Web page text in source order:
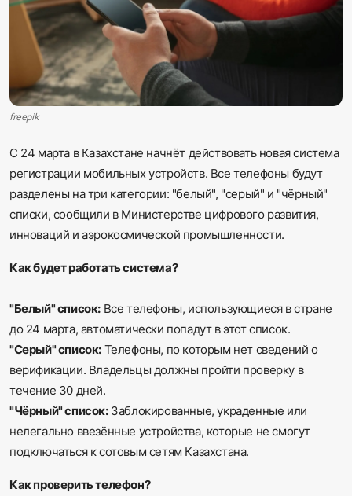
Sadaq TV
Общество
Спорт
Мир
Русский
freepik
С 24 марта в Казахстане начнёт действовать новая система
регистрации мобильных устройств. Все телефоны будут
разделены на три категории: "белый", "серый" и "чёрный"
списки, сообщили в Министерстве цифрового развития,
инноваций и аэрокосмической промышленности.
Как будет работать система?
"Белый" список: Все телефоны, использующиеся в стране
до 24 марта, автоматически попадут в этот список.
"Серый" список: Телефоны, по которым нет сведений о
верификации. Владельцы должны пройти проверку в
течение 30 дней.
"Чёрный" список:Заблокированные, украденные или
нелегально ввезённые устройства, которые не смогут
подключаться к сотовым сетям Казахстана.
Как проверить телефон?